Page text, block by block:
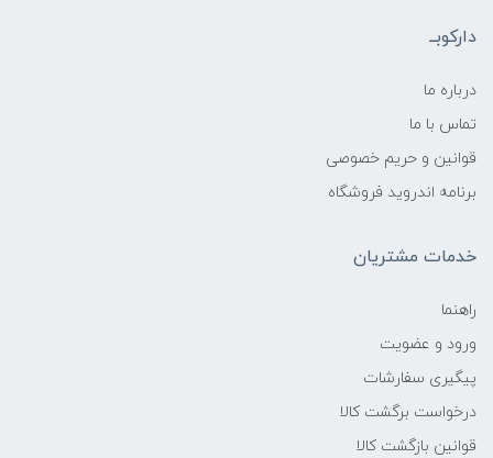
دارکوبــ
درباره ما
تماس با ما
قوانین و حریم خصوصی
برنامه اندروید فروشگاه
خدمات مشتریان
راهنما
ورود و عضویت
پیگیری سفارشات
درخواست برگشت کالا
قوانین بازگشت کالا